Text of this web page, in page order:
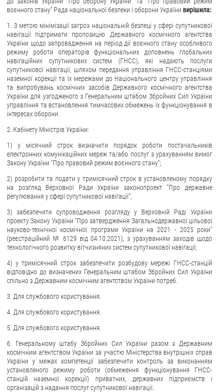
воєнного стану" Рада національної безпеки і оборони України вирішила:
1. З метою мінімізації загроз національній безпеці у сфері супутникової
навігації підтримати пропозицію Державного космічного агентства
України щодо запровадження на період дії воєнного стану особливого
режиму роботи операторів функціональних доповнень глобальних
навігаційних супутникових систем (ГНСС), які надають послуги
супутникової навігації, шляхом передання управління ГНСС-станціями
наземної корекції та їх мережами до Національного центру управління
та випробувань космічних засобів Державного космічного агентства
України для узгодженого з Генеральним штабом Збройних Сил України
управління та встановлення тимчасових обмежень їх функціонування в
інтересах оборони.
2. Кабінету Міністрів України:
1) у місячний строк визначити порядок роботи постачальників
електронних комунікаційних мереж та/або послуг з урахуванням вимог
Закону України "Про правовий режим воєнного стану";
2) розробити та подати у тримісячний строк в установленому порядку
на розгляд Верховної Ради України законопроект "Про державне
регулювання у сфері супутникової навігації";
3) забезпечити супроводження розгляду у Верховній Раді України
проекту Закону України "Про затвердження Загальнодержавної цільової
науково-технічної космічної програми України на 2021 - 2025 роки"
(реєстраційний № 6129 від 04.10.2021), з урахуванням заходів щодо
технологічного розвитку вітчизняних систем супутникової навігації;
4) у тримісячний строк забезпечити розбудову мережі ГНСС-станцій
відповідно до визначених Генеральним штабом Збройних Сил України
спільно з Державним космічним агентством України потреб.
3. Для службового користування.
4. Для службового користування.
5. Для службового користування.
6. Генеральному штабу Збройних Сил України разом з Державним
космічним агентством України за участю Міністерства внутрішніх справ
України у межах компетенції забезпечити контроль за виконанням
установленого режиму роботи (обмеження функціонування ГНСС-
станцій наземної корекції) приватних, державних підприємств і
організацій з надання послуг супутникової навігації.